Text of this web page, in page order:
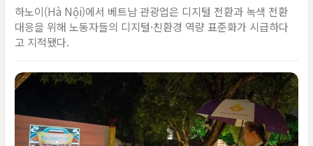
하노이(Hà Nội)에서 베트남 관광업은 디지털 전환과 녹색 전환
대응을 위해 노동자들의 디지털·친환경 역량 표준화가 시급하다
고 지적됐다.